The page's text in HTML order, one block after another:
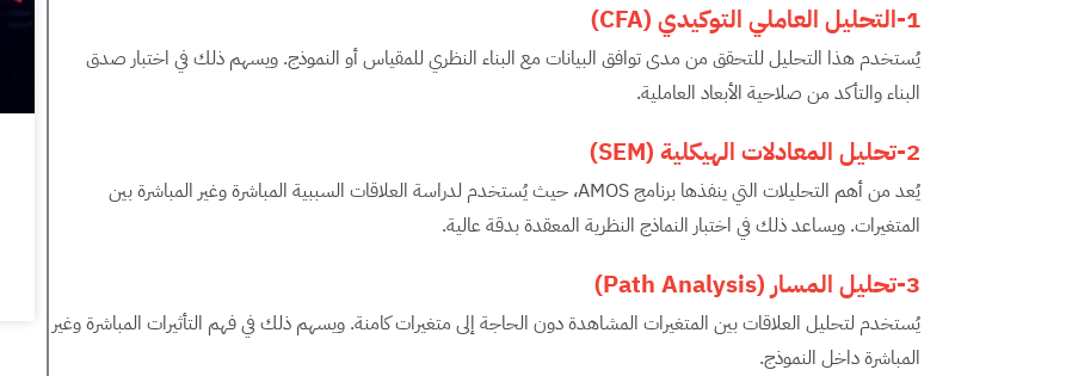
1-التحليل العاملي التوكيدي (CFA)
يُستخدم هذا التحليل للتحقق من مدى توافق البيانات مع البناء النظري للمقياس أو النموذج. ويسهم ذلك في اختبار صدق
البناء والتأكد من صلاحية الأبعاد العاملية.
2-تحليل المعادلات الهيكلية (SEM)
يُعد من أهم التحليلات التي ينفذها برنامج AMOS، حيث يُستخدم لدراسة العلاقات السببية المباشرة وغير المباشرة بين
المتغيرات. ويساعد ذلك في اختبار النماذج النظرية المعقدة بدقة عالية.
3-تحليل المسار (Path Analysis)
يُستخدم لتحليل العلاقات بين المتغيرات المشاهدة دون الحاجة إلى متغيرات كامنة. ويسهم ذلك في فهم التأثيرات المباشرة وغير
المباشرة داخل النموذج.